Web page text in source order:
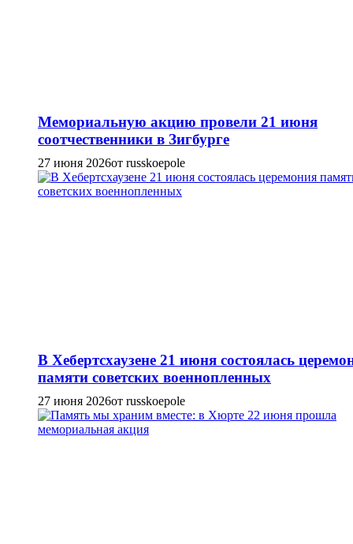
Мемориальную акцию провели 21 июня
соотчественники в Зигбурге
27 июня 2026от russkoepole
В Хебертсхаузене 21 июня состоялась
памяти советских военнопленных
27 июня 2026от russkoepole